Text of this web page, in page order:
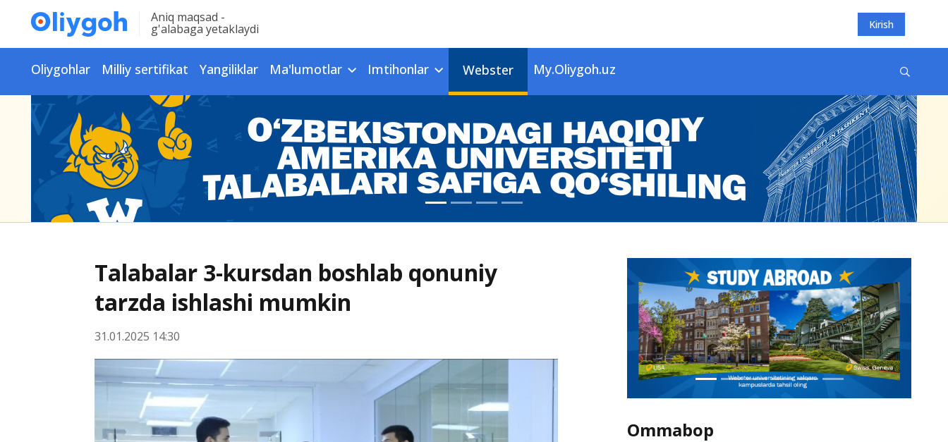
Aniq maqsad -
g'alabaga yetaklaydi Kirish
Oliygohlar Milliy sertifikat Yangiliklar Ma'lumotlar Imtihonlar Webster My.Oliygoh.uz
Talabalar 3-kursdan boshlab qonuniy
tarzda ishlashi mumkin
31.01.2025 14:30
Ommabop